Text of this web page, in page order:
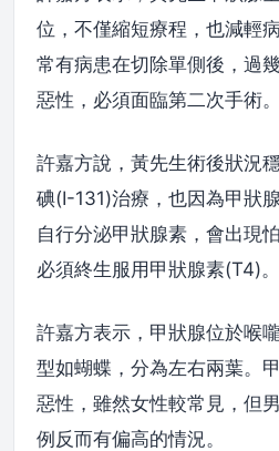
位，不僅縮短療程，也減輕
常有病患在切除單側後，過
惡性，必須面臨第二次手術。
許嘉方說，黃先生術後狀況
碘(I-131)治療，也因為甲狀
自行分泌甲狀腺素，會出現
必須終生服用甲狀腺素(T4)。
許嘉方表示，甲狀腺位於喉
型如蝴蝶，分為左右兩葉。
惡性，雖然女性較常見，但
例反而有偏高的情況。